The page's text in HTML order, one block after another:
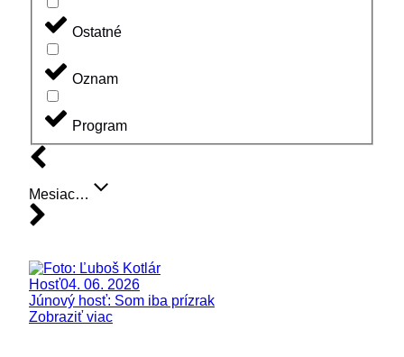
Ostatné
Oznam
Program
Mesiac…
Hosť04. 06. 2026
Júnový hosť: Som iba prízrak
Zobraziť viac